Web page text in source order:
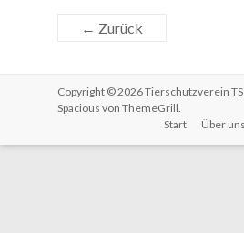
← Zurück
Copyright © 2026Tierschutzverein
Spacious von ThemeGrill.
Start
Über uns